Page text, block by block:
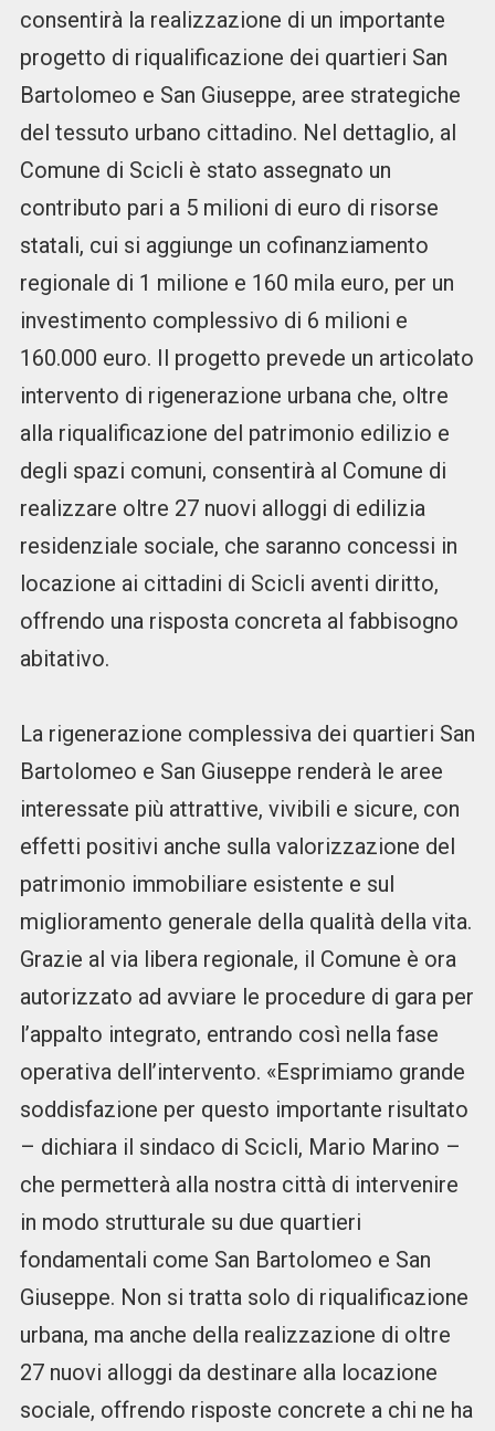
consentirà la realizzazione di un importante
progetto di riqualificazione dei quartieri San
Bartolomeo e San Giuseppe, aree strategiche
del tessuto urbano cittadino. Nel dettaglio, al
Comune di Scicli è stato assegnato un
contributo pari a 5 milioni di euro di risorse
statali, cui si aggiunge un cofinanziamento
regionale di 1 milione e 160 mila euro, per un
investimento complessivo di 6 milioni e
160.000 euro. Il progetto prevede un articolato
intervento di rigenerazione urbana che, oltre
alla riqualificazione del patrimonio edilizio e
degli spazi comuni, consentirà al Comune di
realizzare oltre 27 nuovi alloggi di edilizia
residenziale sociale, che saranno concessi in
locazione ai cittadini di Scicli aventi diritto,
offrendo una risposta concreta al fabbisogno
abitativo.
La rigenerazione complessiva dei quartieri San
Bartolomeo e San Giuseppe renderà le aree
interessate più attrattive, vivibili e sicure, con
effetti positivi anche sulla valorizzazione del
patrimonio immobiliare esistente e sul
miglioramento generale della qualità della vita.
Grazie al via libera regionale, il Comune è ora
autorizzato ad avviare le procedure di gara per
l’appalto integrato, entrando così nella fase
operativa dell’intervento. «Esprimiamo grande
soddisfazione per questo importante risultato
– dichiara il sindaco di Scicli, Mario Marino –
che permetterà alla nostra città di intervenire
in modo strutturale su due quartieri
fondamentali come San Bartolomeo e San
Giuseppe. Non si tratta solo di riqualificazione
urbana, ma anche della realizzazione di oltre
27 nuovi alloggi da destinare alla locazione
sociale, offrendo risposte concrete a chi ne ha